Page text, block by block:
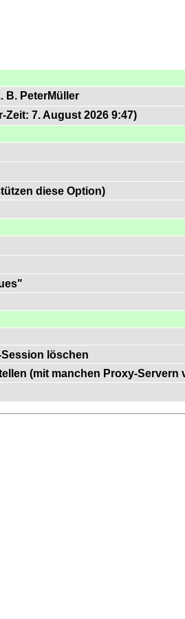
B. PeterMüller
7. August 2026 9:47)
diese Option)
löschen
(mit manchen Proxy-Servern